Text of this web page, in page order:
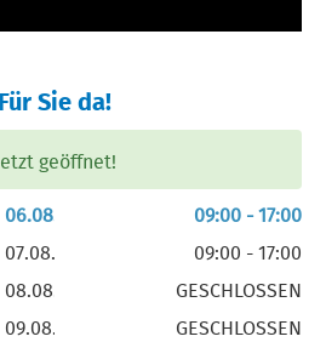
Für Sie da!
Jetzt geöffnet!
06.08.
09:00 - 17:00
07.08.
09:00 - 17:00
08.08.
GESCHLOSSEN
09.08.
GESCHLOSSEN